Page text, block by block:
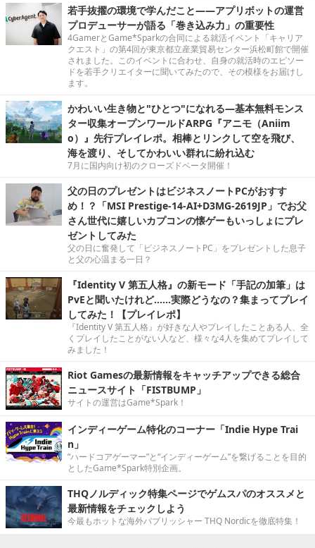
若手抜擢の環境で学んだこと――アプリボットの運営
プロデューサーが語る「巻き込み力」の重要性
4GamerとGame*Sparkの合同による就活イベント「キャリア
クエスト」の第4回が東京都立産業貿易センター浜松町館で開催
されました。このイベントに合わせ、自身の就活時のエピソー
ドを若手クリエイターに聞いてみたので、その模様をお届けし
ます。
かわいい生き物と"ひとつ"になれる―基本無料モンス
ター収集オープンワールドARPG『アニモ（Aniim
o）』先行プレイレポ。相棒とリンクして空を飛び、
海を渡り、そしてかわいい群れに紛れ込む
7月に国内向け初のクローズドベータ開催！
父の日のプレゼントはビジネスノートPCがおすす
め！？「MSI Prestige-14-AI+D3MG-2619JP」でお父
さん世代に嬉しいカプコンの懐ゲーもいっしょにプレ
ゼントしてみた
父の日に奮発して「ビジネスノートPC」をプレゼントした息子
と父の心温まる一日？
『Identity V 第五人格』の新モード「手記の加筆」は
PvEと聞いたけれど……実際どうなの？集まってプレイ
してみた！【プレイレポ】
『Identity V 第五人格』が好きな人やプレイしたことある人、全
くプレイしたことがない人など、様々な4人を集めてプレイして
みました！
Riot Gamesの最新情報をキャッチアップできる総合
ニュースサイト「FISTBUMP」
サイトの運営はGame*Spark！
インディーゲーム特化のコーナー「Indie Hype Trai
n」
“ハードコアゲーマー”と“インディーゲーム”を繋げることを目的
としたGame*Spark特別企画。
THQノルディック特集ページでゲムスパのオススメと
最新情報をチェックしよう
今最もホットな海外パブリッシャー THQ Nordicを徹底特集！